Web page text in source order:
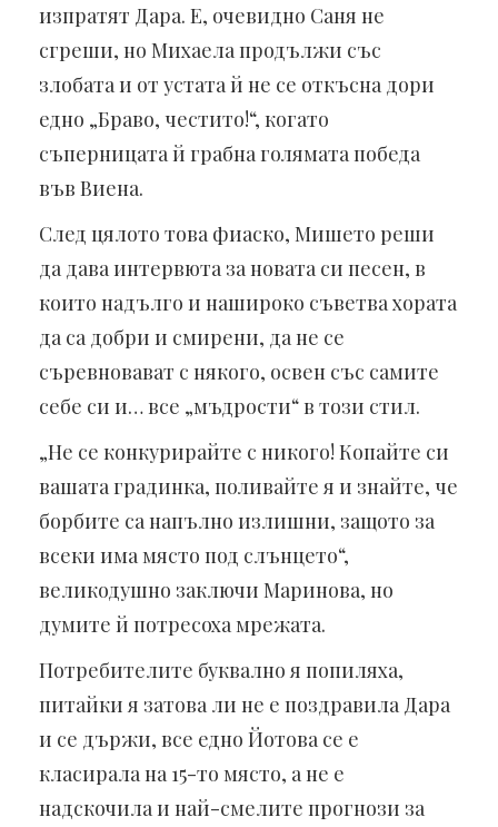
изпратят Дара. Е, очевидно Саня не
сгреши, но Михаела продължи със
злобата и от устата й не се откъсна дори
едно „Браво, честито!“, когато
съперницата й грабна голямата победа
във Виена.
След цялото това фиаско, Мишето реши
да дава интервюта за новата си песен, в
които надълго и нашироко съветва хората
да са добри и смирени, да не се
съревновават с някого, освен със самите
себе си и… все „мъдрости“ в този стил.
„Не се конкурирайте с никого! Копайте си
вашата градинка, поливайте я и знайте, че
борбите са напълно излишни, защото за
всеки има място под слънцето“,
великодушно заключи Маринова, но
думите й потресоха мрежата.
Потребителите буквално я попиляха,
питайки я затова ли не е поздравила Дара
и се държи, все едно Йотова се е
класирала на 15-то място, а не е
надскочила и най-смелите прогнози за